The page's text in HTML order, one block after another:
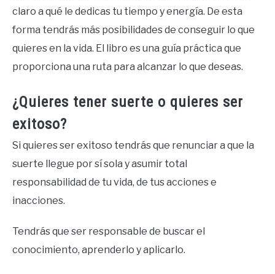
claro a qué le dedicas tu tiempo y energía. De esta
forma tendrás más posibilidades de conseguir lo que
quieres en la vida. El libro es una guía práctica que
proporciona una ruta para alcanzar lo que deseas.
¿Quieres tener suerte o quieres ser
exitoso?
Si quieres ser exitoso tendrás que renunciar a que la
suerte llegue por sí sola y asumir total
responsabilidad de tu vida, de tus acciones e
inacciones.
Tendrás que ser responsable de buscar el
conocimiento, aprenderlo y aplicarlo.